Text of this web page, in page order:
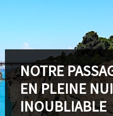
NOTRE
EN PLEINE
INOUBLIABLE